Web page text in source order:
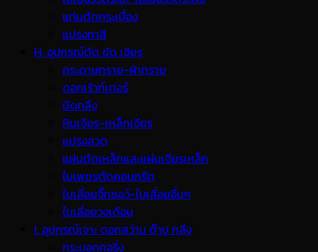
แท่นตัดกระเบื้อง
แปรงทาสี
H. อุปกรณ์ตัด ขัด เจียร
กระดาษทราย-ผ้าทราย
ดอกเร้าท์เตอร์
มีดกลึง
หินเจียร-เหล็กเจียร
แปรงลวด
แผ่นตัดเหล็กและแผ่นเจียรเหล็ก
ใบเพชรตัดคอนกรีต
ใบเลื่อยจิ๊กซอว์-ใบเลื่อยอื่นๆ
ใบเลื่อยวงเดือน
I. อุปกรณ์เจาะ ดอกสว่าน ต๊าป กลึง
กระบอกคอริ่ง